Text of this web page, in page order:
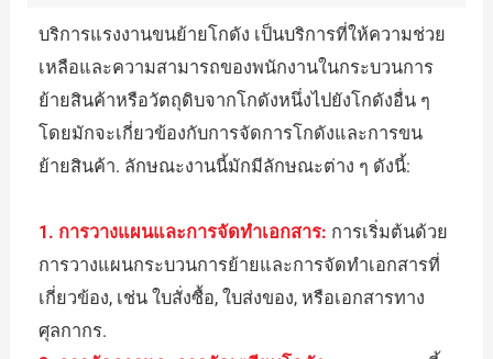
บริการแรงงานขนย้ายโกดัง เป็นบริการที่ให้ความช่วย
เหลือและความสามารถของพนักงานในกระบวนการ
ย้ายสินค้าหรือวัตถุดิบจากโกดังหนึ่งไปยังโกดังอื่น ๆ
โดยมักจะเกี่ยวข้องกับการจัดการโกดังและการขน
ย้ายสินค้า. ลักษณะงานนี้มักมีลักษณะต่าง ๆ ดังนี้:
1. การวางแผนและการจัดทำเอกสาร: การเริ่มต้นด้วย
การวางแผนกระบวนการย้ายและการจัดทำเอกสารที่
เกี่ยวข้อง, เช่น ใบสั่งซื้อ, ใบส่งของ, หรือเอกสารทาง
ศุลกากร.